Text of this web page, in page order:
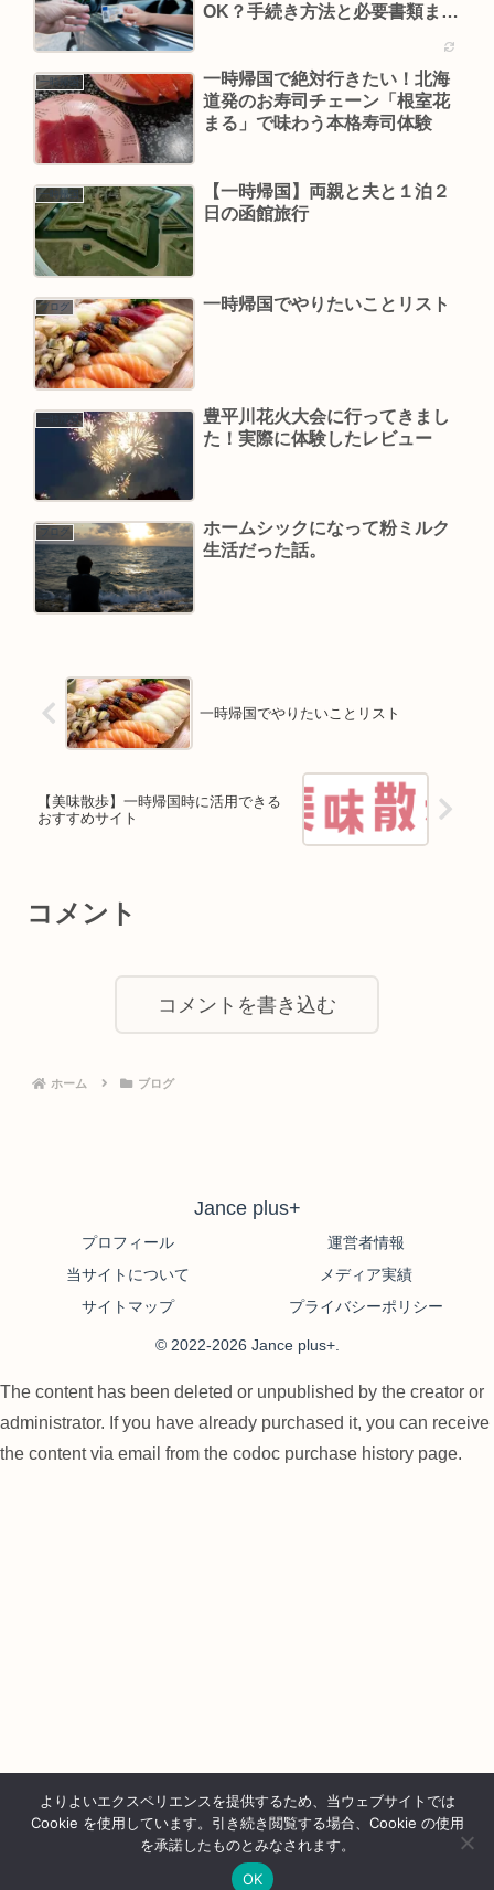
OK？手続き方法と必要書類まと
一時帰国
一時帰国で絶対行きたい！北海
道発のお寿司チェーン「根室花
まる」で味わう本格寿司体験
一時帰国
【一時帰国】両親と夫と１泊２
日の函館旅行
ブログ 一時帰国でやりたいことリスト
一時帰国
豊平川花火大会に行ってきまし
た！実際に体験したレビュー
ブログ
ホームシックになって粉ミルク
生活だった話。
一時帰国でやりたいことリスト
【美味散歩】一時帰国時に活用できる
おすすめサイト
コメント
コメントを書き込む
ホーム ブログ
Jance plus+
プロフィール
運営者情報
当サイトについて
メディア実績
サイトマップ
プライバシーポリシー
© 2022-2026 Jance plus+.
よりよいエクスペリエンスを提供するため、当ウェブサイトでは
Cookie を使用しています。引き続き閲覧する場合、Cookie の使用
を承諾したものとみなされます。
OK
The content has been deleted or unpublished by the creator or
administrator. If you have already purchased it, you can receive
the content via email from the codoc purchase history page.